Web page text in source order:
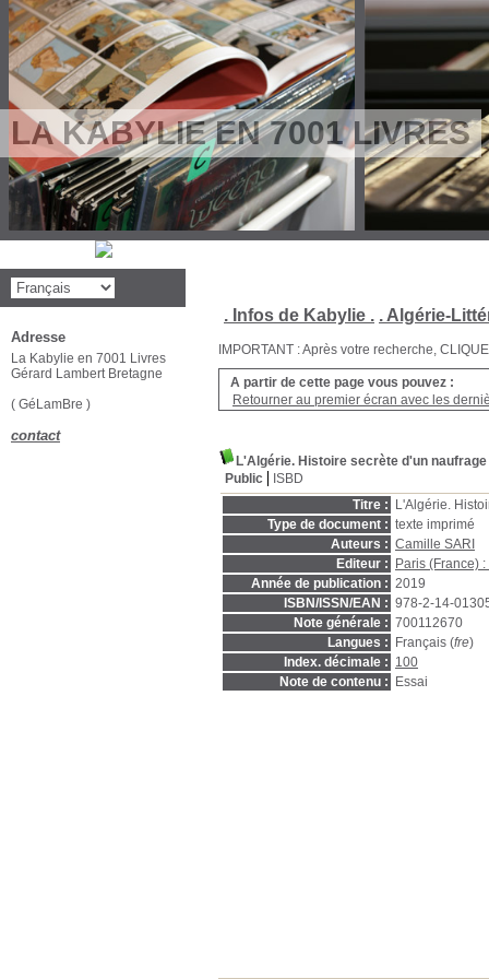
LA KABYLIE EN 7001 LIVRES
. Infos de Kabylie . . Algérie-
IMPORTANT : Après votre recherche,
A partir de cette page vous pouvez :
Retourner au premier écran avec les
L'Algérie. Histoire secrète d'un
Public
ISBD
Titre :
L'Algérie.
Type de document : texte imprimé
Auteurs : Camille SARI
Editeur :
Paris (France)
Année de publication : 2019
ISBN/ISSN/EAN : 978-2-14-
Note générale : 700112670
Langues :
Français (fre)
Index. décimale : 100
Note de contenu :
Essai
Adresse
La Kabylie en 7001 Livres
Gérard Lambert Bretagne
( GéLamBre )
contact